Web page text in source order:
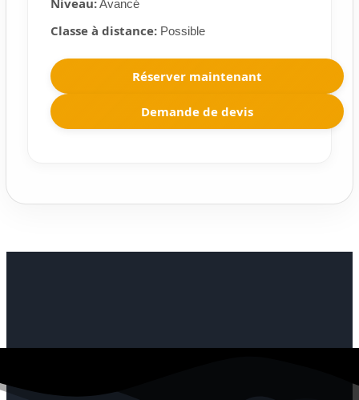
Niveau:Avancé
Classe à distance:Possible
Réserver maintenant
Demande de devis